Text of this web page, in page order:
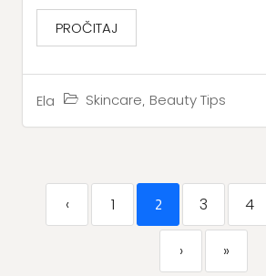
Ela Skincare, Beauty Tips
PROČITAJ
‹ 1 2 3 4
› »